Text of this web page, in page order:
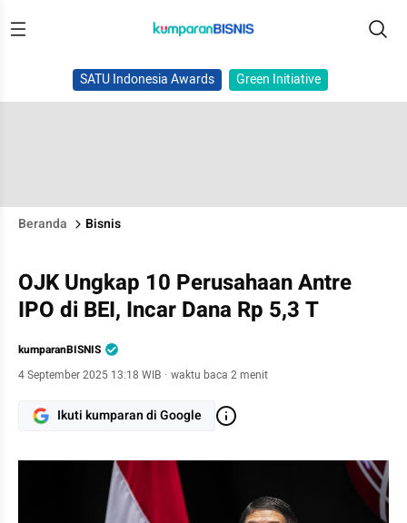
SATU Indonesia Awards Green Initiative
Beranda Bisnis
OJK Ungkap 10 Perusahaan Antre
IPO di BEI, Incar Dana Rp 5,3 T
kumparanBISNIS
4 September 2025 13:18 WIB · waktu baca 2 menit
Ikuti kumparan di Google